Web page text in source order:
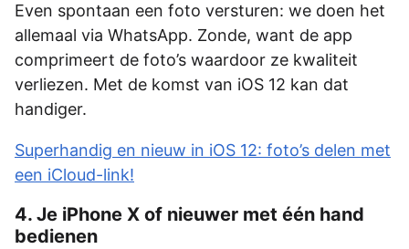
Even spontaan een foto versturen: we doen het
allemaal via WhatsApp. Zonde, want de app
comprimeert de foto’s waardoor ze kwaliteit
verliezen. Met de komst van iOS 12 kan dat
handiger.
Superhandig en nieuw in iOS 12: foto’s delen met
een iCloud-link!
4. Je iPhone X of nieuwer met één hand
bedienen